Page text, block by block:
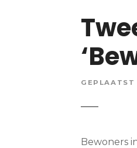
GEPLAATST
Bewoners